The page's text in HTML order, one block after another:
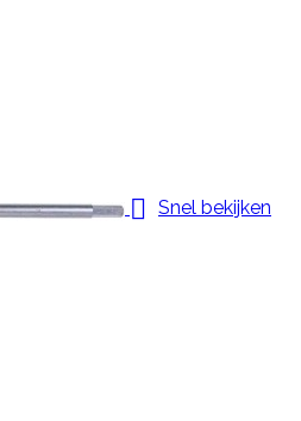
 Snel bekijken